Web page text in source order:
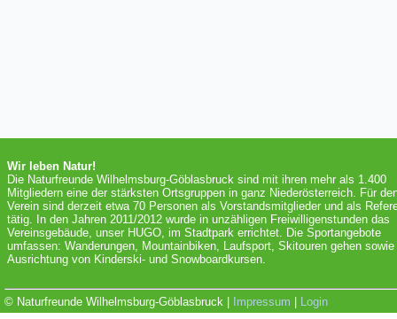
Wir leben Natur!
Die Naturfreunde Wilhelmsburg-Göblasbruck sind mit ihren mehr als 1.400
Mitgliedern eine der stärksten Ortsgruppen in ganz Niederösterreich. Für
Verein sind derzeit etwa 70 Personen als Vorstandsmitglieder und als
tätig. In den Jahren 2011/2012 wurde in unzähligen Freiwilligenstunden das
Vereinsgebäude, unser HUGO, im Stadtpark errichtet. Die Sportangebote
umfassen: Wanderungen, Mountainbiken, Laufsport, Skitouren gehen sowie
Ausrichtung von Kinderski- und Snowboardkursen.
© Naturfreunde Wilhelmsburg-Göblasbruck | Impressum Login